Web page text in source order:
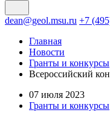
dean@geol.msu.ru +7
Главная
Новости
Гранты и конкурсы
Всероссийский
07 июля 2023
Гранты и конкурсы